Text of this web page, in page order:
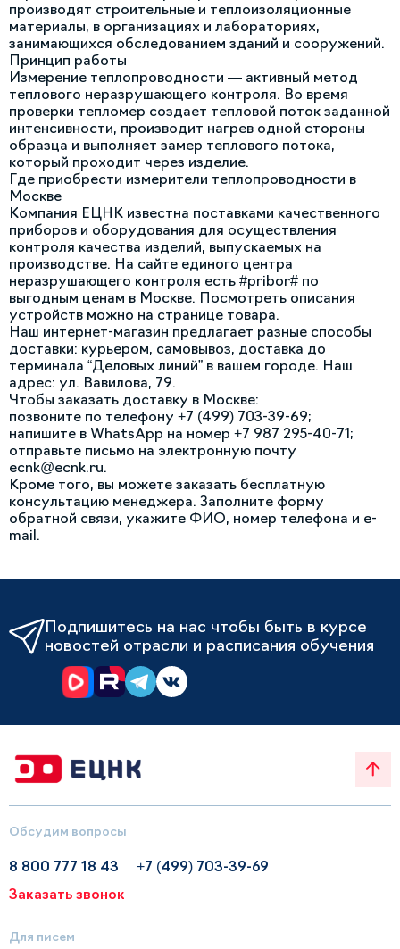
производят строительные и теплоизоляционные
материалы, в организациях и лабораториях,
занимающихся обследованием зданий и сооружений.
Принцип работы
Измерение теплопроводности — активный метод
теплового неразрушающего контроля. Во время
проверки тепломер создает тепловой поток заданной
интенсивности, производит нагрев одной стороны
образца и выполняет замер теплового потока,
который проходит через изделие.
Где приобрести измерители теплопроводности в
Москве
Компания ЕЦНК известна поставками качественного
приборов и оборудования для осуществления
контроля качества изделий, выпускаемых на
производстве. На сайте единого центра
неразрушающего контроля есть #pribor# по
выгодным ценам в Москве. Посмотреть описания
устройств можно на странице товара.
Наш интернет-магазин предлагает разные способы
доставки: курьером, самовывоз, доставка до
терминала “Деловых линий” в вашем городе. Наш
адрес: ул. Вавилова, 79.
Чтобы заказать доставку в Москве:
позвоните по телефону +7 (499) 703-39-69;
напишите в WhatsApp на номер +7 987 295-40-71;
отправьте письмо на электронную почту
ecnk@ecnk.ru.
Кроме того, вы можете заказать бесплатную
консультацию менеджера. Заполните форму
обратной связи, укажите ФИО, номер телефона и e-
mail.
Подпишитесь на нас чтобы быть в курсе
новостей отрасли и расписания обучения
Обсудим вопросы
8 800 777 18 43
+7 (499) 703-39-69
Заказать звонок
Для писем